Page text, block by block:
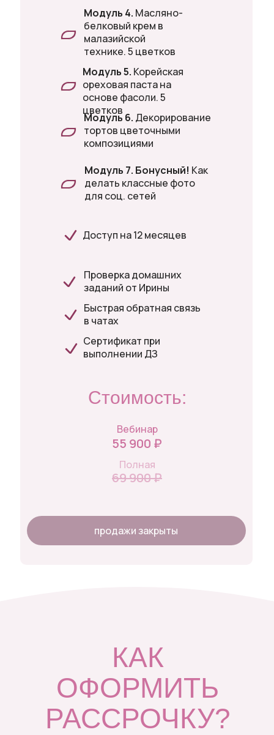
Модуль 4. Масляно-
белковый крем в
малазийской
технике. 5 цветков
Модуль 5. Корейская
ореховая паста на
основе фасоли. 5
цветков
Модуль 6. Декорирование
тортов цветочными
композициями
продажи закрыты
Стоимость:
Вебинар
55 900 ₽
Полная
69 900 ₽
Модуль 7. Бонусный! Как
делать классные фото
для соц. сетей
Доступ на 12 месяцев
Проверка домашних
заданий от Ирины
Быстрая обратная связь
в чатах
Сертификат при
выполнении ДЗ
КАК
ОФОРМИТЬ
РАССРОЧКУ?